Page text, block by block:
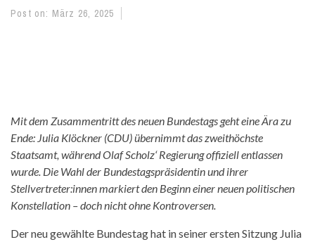
Post on: März 26, 2025
Mit dem Zusammentritt des neuen Bundestags gehteineÄra zu
Ende: Julia Klöckner (CDU) übernimmt das zweithöchste
Staatsamt, während Olaf Scholz‘ Regierung offiziell entlassen
wurde. Die Wahl der Bundestagspräsidentin und ihrer
Stellvertreter:innen markiert den Beginn einer neuen politischen
Konstellation – doch nicht ohne Kontroversen.
Der neu gewählte Bundestag hat in seiner ersten Sitzung Julia